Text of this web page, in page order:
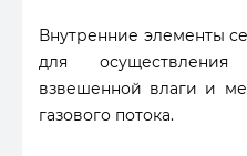
Внутренние элементы
для осуществления
взвешенной влаги и
газового потока.